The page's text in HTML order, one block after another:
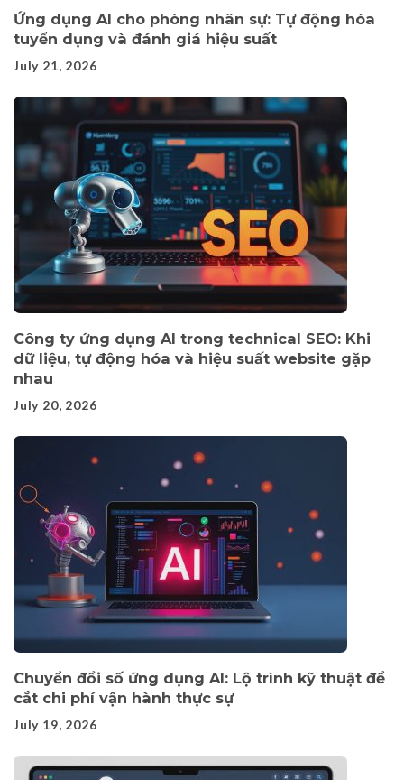
Ứng dụng AI cho phòng nhân sự: Tự động hóa
tuyển dụng và đánh giá hiệu suất
July 21, 2026
Công ty ứng dụng AI trong technical SEO: Khi
dữ liệu, tự động hóa và hiệu suất website gặp
nhau
July 20, 2026
Chuyển đổi số ứng dụng AI: Lộ trình kỹ thuật để
cắt chi phí vận hành thực sự
July 19, 2026